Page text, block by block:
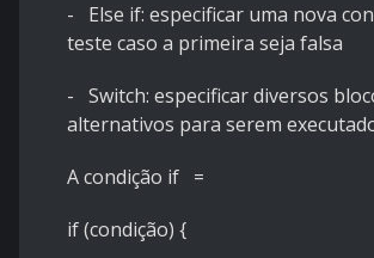
- Else if: especificar uma nova
teste caso a primeira seja falsa
- Switch: especificar diversos
alternativos para serem
A condição if =
if (condição) {